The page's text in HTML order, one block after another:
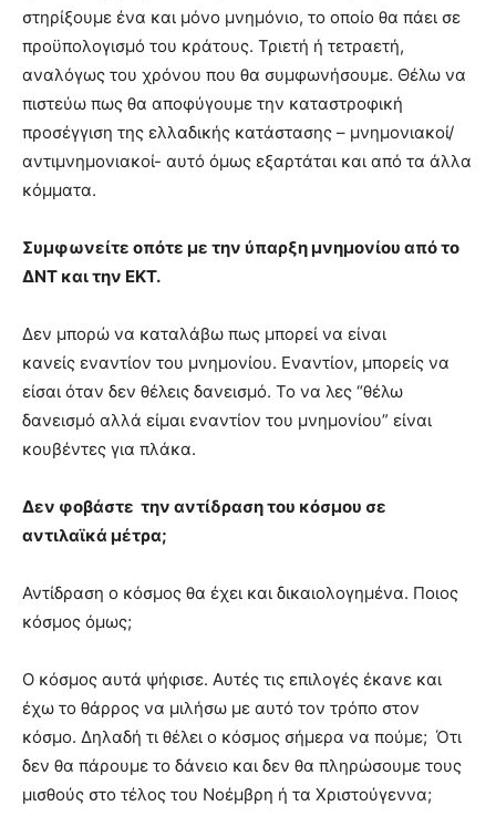
στηρίξουμε ένα και μόνο μνημόνιο, το οποίο θα πάει σε
προϋπολογισμό του κράτους. Τριετή ή τετραετή,
αναλόγως του χρόνου που θα συμφωνήσουμε. Θέλω να
πιστεύω πως θα αποφύγουμε την καταστροφική
προσέγγιση της ελλαδικής κατάστασης – μνημονιακοί/
αντιμνημονιακοί- αυτό όμως εξαρτάται και από τα άλλα
κόμματα.
Συμφωνείτε οπότε με την ύπαρξη μνημονίου από το
ΔΝΤ και την ΕΚΤ.
Δεν μπορώ να καταλάβω πως μπορεί να είναι
κανείς εναντίον του μνημονίου. Εναντίον, μπορείς να
είσαι όταν δεν θέλεις δανεισμό. Το να λες “θέλω
δανεισμό αλλά είμαι εναντίον του μνημονίου” είναι
κουβέντες για πλάκα.
Δεν φοβάστε την αντίδραση του κόσμου σε
αντιλαϊκά μέτρα;
Αντίδραση ο κόσμος θα έχει και δικαιολογημένα. Ποιος
κόσμος όμως;
Ο κόσμος αυτά ψήφισε. Αυτές τις επιλογές έκανε και
έχω το θάρρος να μιλήσω με αυτό τον τρόπο στον
κόσμο. Δηλαδή τι θέλει ο κόσμος σήμερα να πούμε; Ότι
δεν θα πάρουμε το δάνειο και δεν θα πληρώσουμε τους
μισθούς στο τέλος του Νοέμβρη ή τα Χριστούγεννα;